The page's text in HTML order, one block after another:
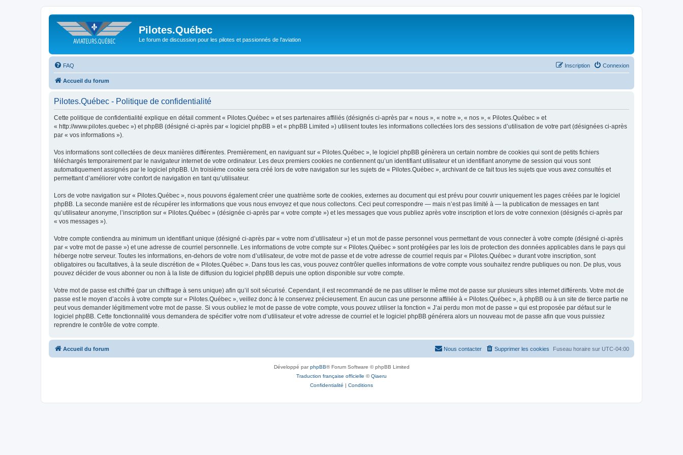
Pilotes.Québec
Le forum de discussion pour les pilotes et passionnés de l'aviation
FAQ Connexion
Inscription
Accueil du forum
Pilotes.Québec - Politique de confidentialité
Cette politique de confidentialité explique en détail comment « Pilotes.Québec » et ses partenaires affiliés (désignés ci-après par « nous », « notre », « nos », « Pilotes.Québec » et
« http://www.pilotes.quebec ») et phpBB (désigné ci-après par « logiciel phpBB » et « phpBB Limited ») utilisent toutes les informations collectées lors des sessions d’utilisation de votre part (désignées ci-après
par « vos informations »).
Vos informations sont collectées de deux manières différentes. Premièrement, en naviguant sur « Pilotes.Québec », le logiciel phpBB génèrera un certain nombre de cookies qui sont de petits fichiers
téléchargés temporairement par le navigateur internet de votre ordinateur. Les deux premiers cookies ne contiennent qu’un identifiant utilisateur et un identifiant anonyme de session qui vous sont
automatiquement assignés par le logiciel phpBB. Un troisième cookie sera créé lors de votre navigation sur les sujets de « Pilotes.Québec », archivant de ce fait tous les sujets que vous avez consultés et
permettant d’améliorer votre confort de navigation en tant qu’utilisateur.
Lors de votre navigation sur « Pilotes.Québec », nous pouvons également créer une quatrième sorte de cookies, externes au document qui est prévu pour couvrir uniquement les pages créées par le logiciel
phpBB. La seconde manière est de récupérer les informations que vous nous envoyez et que nous collectons. Ceci peut correspondre — mais n’est pas limité à — la publication de messages en tant
qu’utilisateur anonyme, l’inscription sur « Pilotes.Québec » (désignée ci-après par « votre compte ») et les messages que vous publiez après votre inscription et lors de votre connexion (désignés ci-après par
« vos messages »).
Votre compte contiendra au minimum un identifiant unique (désigné ci-après par « votre nom d’utilisateur ») et un mot de passe personnel vous permettant de vous connecter à votre compte (désigné ci-après
par « votre mot de passe ») et une adresse de courriel personnelle. Les informations de votre compte sur « Pilotes.Québec » sont protégées par les lois de protection des données applicables dans le pays qui
héberge notre serveur. Toutes les informations, en-dehors de votre nom d’utilisateur, de votre mot de passe et de votre adresse de courriel requis par « Pilotes.Québec » durant votre inscription, sont
obligatoires ou facultatives, à la seule discrétion de « Pilotes.Québec ». Dans tous les cas, vous pouvez contrôler quelles informations de votre compte vous souhaitez rendre publiques ou non. De plus, vous
pouvez décider de vous abonner ou non à la liste de diffusion du logiciel phpBB depuis une option disponible sur votre compte.
Votre mot de passe est chiffré (par un chiffrage à sens unique) afin qu’il soit sécurisé. Cependant, il est recommandé de ne pas utiliser le même mot de passe sur plusieurs sites internet différents. Votre mot de
passe est le moyen d’accès à votre compte sur « Pilotes.Québec », veillez donc à le conservez précieusement. En aucun cas une personne affiliée à « Pilotes.Québec », à phpBB ou à un site de tierce partie ne
peut vous demander légitimement votre mot de passe. Si vous oubliez le mot de passe de votre compte, vous pouvez utiliser la fonction « J’ai perdu mon mot de passe » qui est proposée par défaut sur le
logiciel phpBB. Cette fonctionnalité vous demandera de spécifier votre nom d’utilisateur et votre adresse de courriel et le logiciel phpBB générera alors un nouveau mot de passe afin que vous puissiez
reprendre le contrôle de votre compte.
Accueil du forum Fuseau horaire sur UTC-04:00
Supprimer les cookies
Nous contacter
Développé parphpBB® Forum Software © phpBB Limited
Traduction française officielle ©Qiaeru
Confidentialité | Conditions